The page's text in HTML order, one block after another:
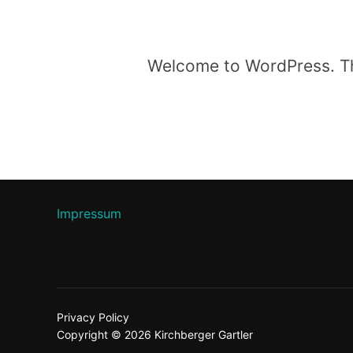
Welcome to WordPress.
Impressum
Privacy Policy
Copyright © 2026 Kirchberger Gartler